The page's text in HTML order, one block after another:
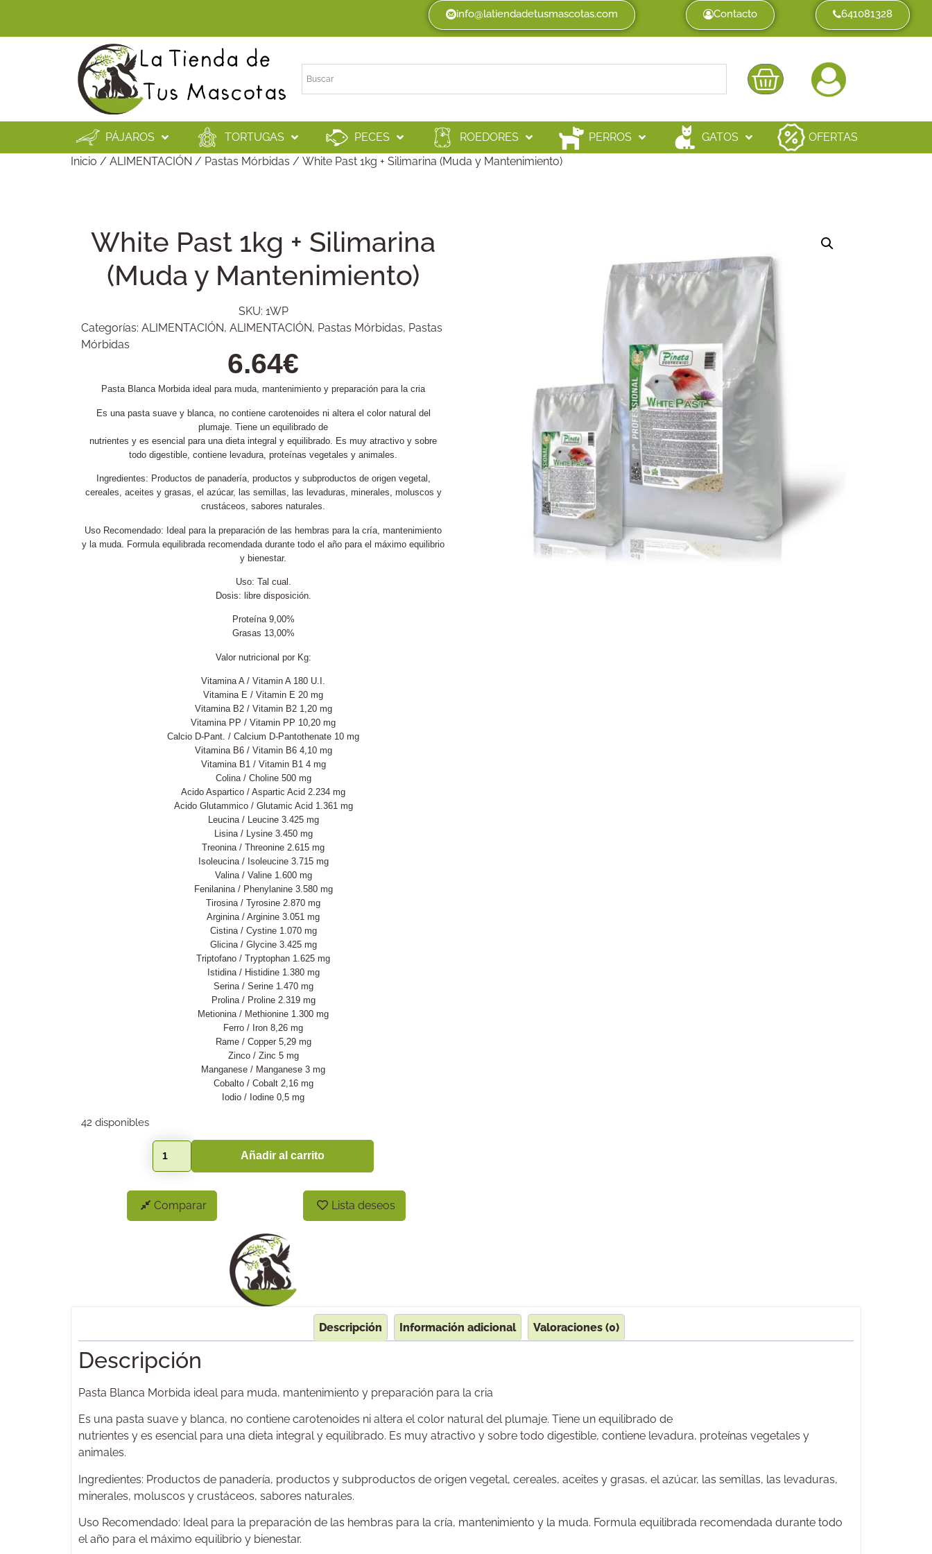
info@latiendadetusmascotas.com Contacto 641081328
PÁJAROS TORTUGAS PECES ROEDORES PERROS GATOS
OFERTAS
Inicio / ALIMENTACIÓN / Pastas Mórbidas / White Past 1kg + Silimarina (Muda y Mantenimiento)
White Past 1kg + Silimarina
(Muda y Mantenimiento)
SKU: 1WP
Categorías: ALIMENTACIÓN, ALIMENTACIÓN, Pastas Mórbidas, Pastas
Mórbidas
6.64€
Pasta Blanca Morbida ideal para muda, mantenimiento y preparación para la cria
Es una pasta suave y blanca, no contiene carotenoides ni altera el color natural del
plumaje. Tiene un equilibrado de
nutrientes y es esencial para una dieta integral y equilibrado. Es muy atractivo y sobre
todo digestible, contiene levadura, proteínas vegetales y animales.
Ingredientes: Productos de panadería, productos y subproductos de origen vegetal,
cereales, aceites y grasas, el azúcar, las semillas, las levaduras, minerales, moluscos y
crustáceos, sabores naturales.
Uso Recomendado: Ideal para la preparación de las hembras para la cría, mantenimiento
y la muda. Formula equilibrada recomendada durante todo el año para el máximo equilibrio
y bienestar.
Uso: Tal cual.
Dosis: libre disposición.
Proteína 9,00%
Grasas 13,00%
Valor nutricional por Kg:
Vitamina A / Vitamin A 180 U.I.
Vitamina E / Vitamin E 20 mg
Vitamina B2 / Vitamin B2 1,20 mg
Vitamina PP / Vitamin PP 10,20 mg
Calcio D-Pant. / Calcium D-Pantothenate 10 mg
Vitamina B6 / Vitamin B6 4,10 mg
Vitamina B1 / Vitamin B1 4 mg
Colina / Choline 500 mg
Acido Aspartico / Aspartic Acid 2.234 mg
Acido Glutammico / Glutamic Acid 1.361 mg
Leucina / Leucine 3.425 mg
Lisina / Lysine 3.450 mg
Treonina / Threonine 2.615 mg
Isoleucina / Isoleucine 3.715 mg
Valina / Valine 1.600 mg
Fenilanina / Phenylanine 3.580 mg
Tirosina / Tyrosine 2.870 mg
Arginina / Arginine 3.051 mg
Cistina / Cystine 1.070 mg
Glicina / Glycine 3.425 mg
Triptofano / Tryptophan 1.625 mg
Istidina / Histidine 1.380 mg
Serina / Serine 1.470 mg
Prolina / Proline 2.319 mg
Metionina / Methionine 1.300 mg
Ferro / Iron 8,26 mg
Rame / Copper 5,29 mg
Zinco / Zinc 5 mg
Manganese / Manganese 3 mg
Cobalto / Cobalt 2,16 mg
Iodio / Iodine 0,5 mg
42 disponibles
Añadir al carrito
Comparar Lista deseos
Descripción Información adicional Valoraciones (0)
Descripción
Pasta Blanca Morbida ideal para muda, mantenimiento y preparación para la cria
Es una pasta suave y blanca, no contiene carotenoides ni altera el color natural del plumaje. Tiene un equilibrado de
nutrientes y es esencial para una dieta integral y equilibrado. Es muy atractivo y sobre todo digestible, contiene levadura, proteínas vegetales y
animales.
Ingredientes: Productos de panadería, productos y subproductos de origen vegetal, cereales, aceites y grasas, el azúcar, las semillas, las levaduras,
minerales, moluscos y crustáceos, sabores naturales.
Uso Recomendado: Ideal para la preparación de las hembras para la cría, mantenimiento y la muda. Formula equilibrada recomendada durante todo
el año para el máximo equilibrio y bienestar.